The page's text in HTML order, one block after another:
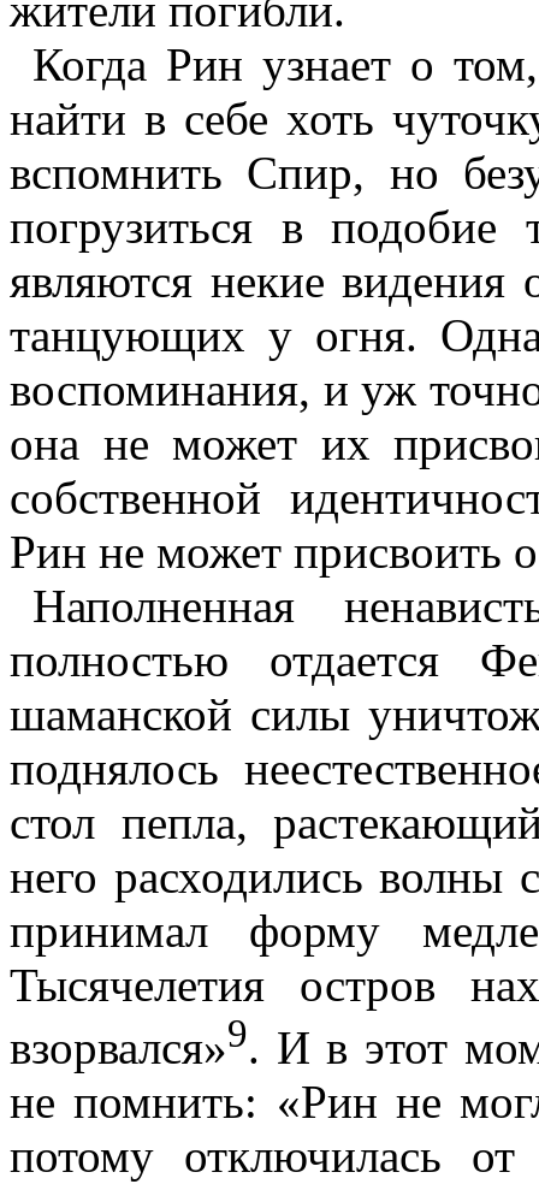
жители погибли.
Когда Рин узнает о
найти в себе хоть
вспомнить Спир, но
погрузиться в подобие
являются некие видения
танцующих у огня.
воспоминания, и уж
она не может их
собственной
Рин не может присвоить
Наполненная
полностью отдается
шаманской силы
поднялось
стол пепла,
него расходились волны
принимал форму
Тысячелетия остров
взорвался»9. И в этот
не помнить: «Рин не
потому отключилась